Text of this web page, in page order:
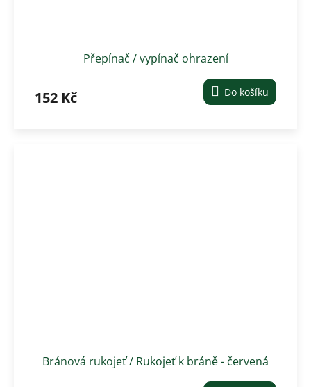
Přepínač / vypínač ohrazení
152 Kč Do košíku
Bránová rukojeť / Rukojeť k bráně - červená